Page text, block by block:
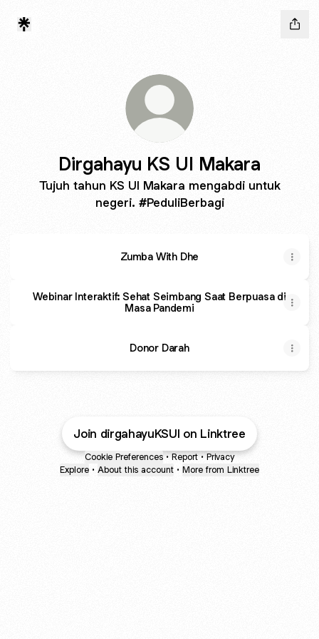
Dirgahayu KS UI Makara
Tujuh tahun KS UI Makara mengabdi untuk
negeri. #PeduliBerbagi
Zumba With Dhe
Webinar Interaktif: Sehat Seimbang Saat Berpuasa di
Masa Pandemi
Donor Darah
Join dirgahayuKSUI on Linktree
Cookie Preferences • Report • Privacy
Explore • About this account • More from Linktree